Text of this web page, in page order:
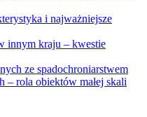
i najważniejsze
innym kraju – kwestie
ze spadochroniarstwem
– rola obiektów małej skali